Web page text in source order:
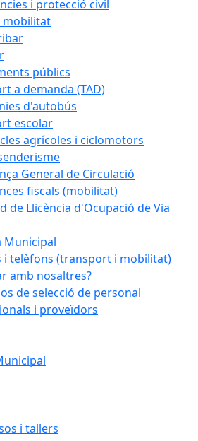
i protecció civil
mobilitat
públics
a demanda (TAD)
d'autobús
escolar
agrícoles i ciclomotors
General de Circulació
fiscals (mobilitat)
de Llicència d'Ocupació de Via
Municipal
i telèfons (transport i mobilitat)
amb nosaltres?
de selecció de personal
i proveïdors
i tallers